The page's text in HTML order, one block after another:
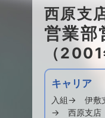
西原支
営業部
（2001
キャリア
入組→ 伊敷
→ 西原支店